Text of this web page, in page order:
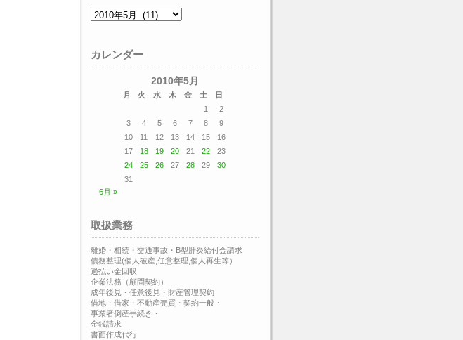
ア
ー
ブ
カレンダー
2010年5月
月 火 水 木 金 土
日
1
2
3
4 5 6 7 8
9
10
11 12 13 14 15
16
17
18 19 20 21 22
23
24
25 26 27 28 29
30
31
6月 »
取扱業務
離婚・相続・交通事故・B型肝炎給付金請求
債務整理(個人破産,任意整理,個人再生等）
過払い金回収
企業法務（顧問契約）
成年後見・任意後見・財産管理契約
借地・借家・不動産売買・契約一般・
事業者倒産手続き・
金銭請求
書面作成代行